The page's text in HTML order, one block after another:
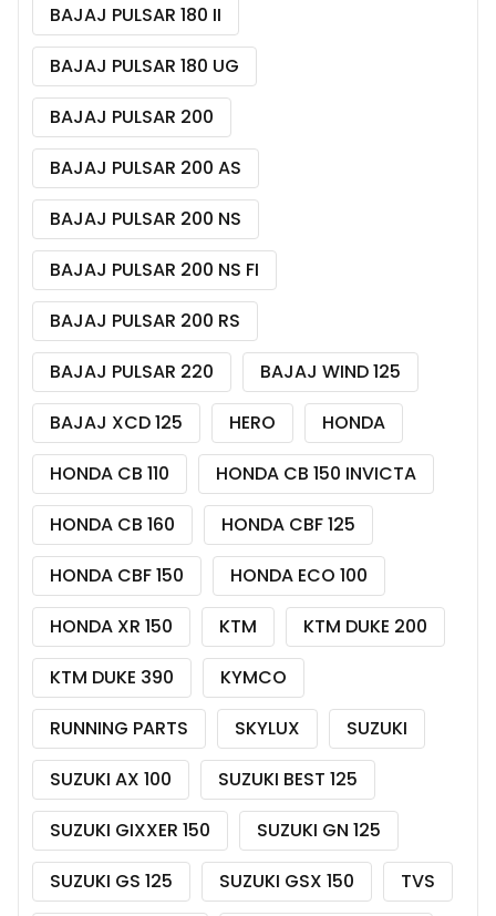
BAJAJ PULSAR 180 II
BAJAJ PULSAR 180 UG
BAJAJ PULSAR 200
BAJAJ PULSAR 200 AS
BAJAJ PULSAR 200 NS
BAJAJ PULSAR 200 NS FI
BAJAJ PULSAR 200 RS
BAJAJ PULSAR 220
BAJAJ WIND 125
BAJAJ XCD 125
HERO
HONDA
HONDA CB 110
HONDA CB 150 INVICTA
HONDA CB 160
HONDA CBF 125
HONDA CBF 150
HONDA ECO 100
HONDA XR 150
KTM
KTM DUKE 200
KTM DUKE 390
KYMCO
RUNNING PARTS
SKYLUX
SUZUKI
SUZUKI AX 100
SUZUKI BEST 125
SUZUKI GIXXER 150
SUZUKI GN 125
SUZUKI GS 125
SUZUKI GSX 150
TVS